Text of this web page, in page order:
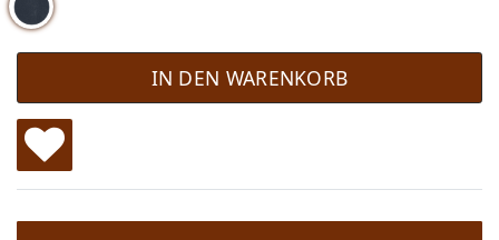
IN DEN WARENKORB
W
u